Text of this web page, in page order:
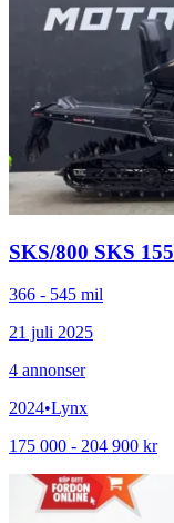
SKS/800 SKS 155
366 - 545 mil
21 juli 2025
4 annonser
2024•Lynx
175 000 - 204 900 kr